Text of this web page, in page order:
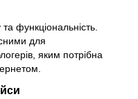
функціональність.
для
яким потрібна